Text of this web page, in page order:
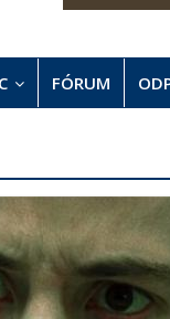
FÓRUM